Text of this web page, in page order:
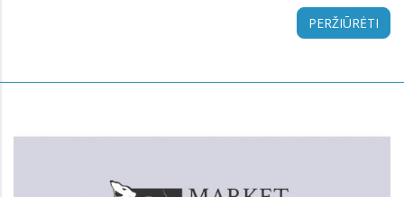
PERŽIŪRĖTI